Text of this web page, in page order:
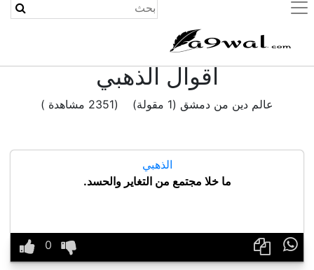
(current)
اقوال الذهبي
عالم دين من دمشق (1 مقولة) (2351 مشاهدة )
الذهبي
ما خلا مجتمع من التغاير والحسد.
